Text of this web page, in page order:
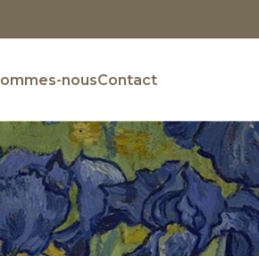
nousContact